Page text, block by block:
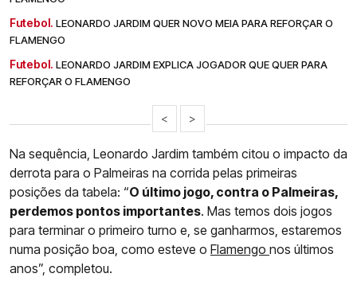
Futebol. LEONARDO JARDIM QUER NOVO MEIA PARA REFORÇAR O
FLAMENGO
Futebol. LEONARDO JARDIM EXPLICA JOGADOR QUE QUER PARA
REFORÇAR O FLAMENGO
< >
Na sequência, Leonardo Jardim também citou o impacto da
derrota para o Palmeiras na corrida pelas primeiras
posições da tabela: “O último jogo, contra o Palmeiras,
perdemos pontos importantes. Mas temos dois jogos
para terminar o primeiro turno e, se ganharmos, estaremos
numa posição boa, como esteve o Flamengo nos últimos
anos”, completou.